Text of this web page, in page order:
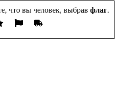
что вы человек, выбрав флаг.